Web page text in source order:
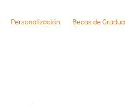
Personalización Becas de